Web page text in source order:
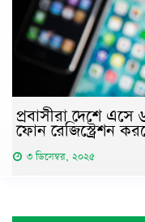
প্রবাসীরা দেশে
ফোন রেজিস্ট্রেশন
৩ ডিসেম্বর, ২০২৫